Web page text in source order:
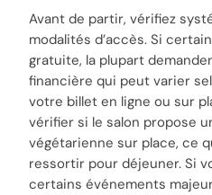
Avant de partir, vérifiez
modalités d’accès. Si
gratuite, la plupart
financière qui peut varier
votre billet en ligne ou sur
vérifier si le salon propose
végétarienne sur place, ce
ressortir pour déjeuner. Si
certains événements